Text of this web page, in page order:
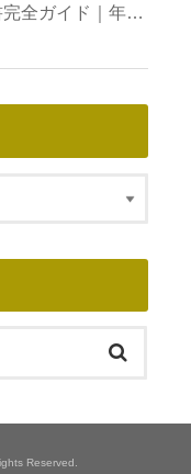
全ガイド｜年収
Reserved.